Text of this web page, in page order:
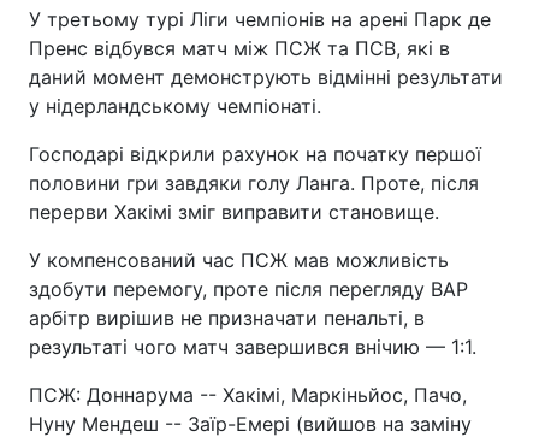
У третьому турі Ліги чемпіонів на арені Парк де
Пренс відбувся матч між ПСЖ та ПСВ, які в
даний момент демонструють відмінні результати
у нідерландському чемпіонаті.
Господарі відкрили рахунок на початку першої
половини гри завдяки голу Ланга. Проте, після
перерви Хакімі зміг виправити становище.
У компенсований час ПСЖ мав можливість
здобути перемогу, проте після перегляду ВАР
арбітр вирішив не призначати пенальті, в
результаті чого матч завершився внічию — 1:1.
ПСЖ: Доннарума -- Хакімі, Маркіньйос, Пачо,
Нуну Мендеш -- Заїр-Емері (вийшов на заміну